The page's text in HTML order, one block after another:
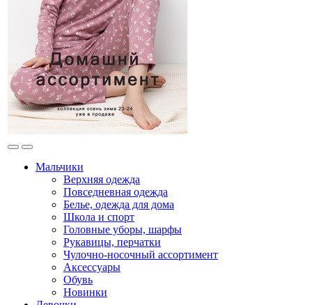
Мальчики
Верхняя одежда
Повседневная одежда
Белье, одежда для дома
Школа и спорт
Головные уборы, шарфы
Рукавицы, перчатки
Чулочно-носочный ассортимент
Аксессуары
Обувь
Новинки